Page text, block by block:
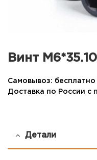
Винт
Самовывоз: бесплатно
Доставка по России с
Детали